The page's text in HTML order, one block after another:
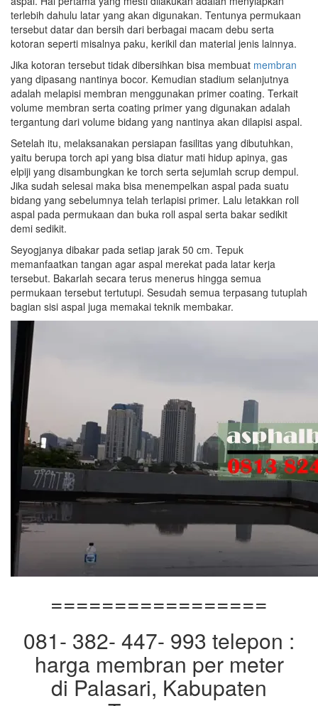
terlebih dahulu latar yang akan digunakan. Tentunya permukaan
tersebut datar dan bersih dari berbagai macam debu serta
kotoran seperti misalnya paku, kerikil dan material jenis lainnya.
Jika kotoran tersebut tidak dibersihkan bisa membuat membran
yang dipasang nantinya bocor. Kemudian stadium selanjutnya
adalah melapisi membran menggunakan primer coating. Terkait
volume membran serta coating primer yang digunakan adalah
tergantung dari volume bidang yang nantinya akan dilapisi aspal.
Setelah itu, melaksanakan persiapan fasilitas yang dibutuhkan,
yaitu berupa torch api yang bisa diatur mati hidup apinya, gas
elpiji yang disambungkan ke torch serta sejumlah scrup dempul.
Jika sudah selesai maka bisa menempelkan aspal pada suatu
bidang yang sebelumnya telah terlapisi primer. Lalu letakkan roll
aspal pada permukaan dan buka roll aspal serta bakar sedikit
demi sedikit.
Seyogjanya dibakar pada setiap jarak 50 cm. Tepuk
memanfaatkan tangan agar aspal merekat pada latar kerja
tersebut. Bakarlah secara terus menerus hingga semua
permukaan tersebut tertutupi. Sesudah semua terpasang tutuplah
bagian sisi aspal juga memakai teknik membakar.
=================
081- 382- 447- 993 telepon :
harga membran per meter
di Palasari, Kabupaten